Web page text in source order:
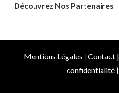
Découvrez Nos Partenaires
Mentions Légales | Contact|
confidentialité |